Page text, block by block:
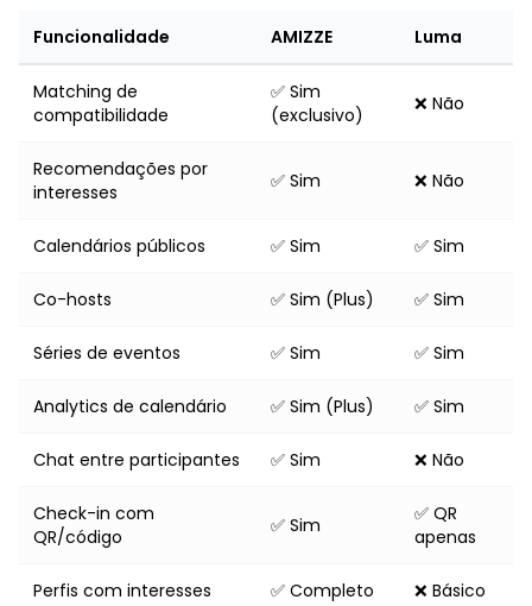
Funcionalidade AMIZZE Luma
Matching de
compatibilidade
✅ Sim
(exclusivo)
❌ Não
Recomendações por
interesses
✅ Sim ❌ Não
Calendários públicos ✅ Sim ✅ Sim
Co-hosts ✅ Sim (Plus) ✅ Sim
Séries de eventos ✅ Sim ✅ Sim
Analytics de calendário ✅ Sim (Plus) ✅ Sim
Chat entre participantes ✅ Sim ❌ Não
Check-in com
QR/código
✅ Sim
✅ QR
apenas
Perfis com interesses ✅ Completo ❌ Básico